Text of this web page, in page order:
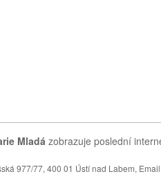
Mladá zobrazuje poslední
977/77, 400 01 Ústí nad Labem,